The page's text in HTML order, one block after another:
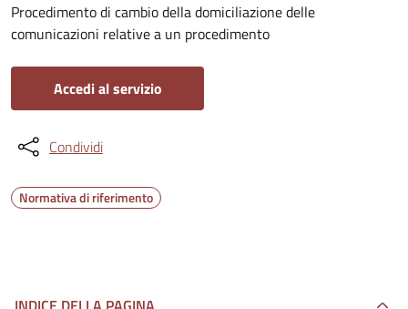
Procedimento di cambio della domiciliazione delle
comunicazioni relative a un procedimento
Accedi al servizio
Condividi
Normativa di riferimento